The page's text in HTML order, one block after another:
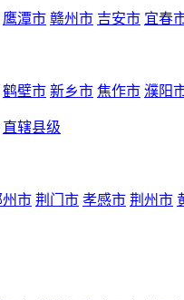
鹰潭市 赣州市 吉安市 宜春
鹤壁市 新乡市 焦作市 濮阳
直辖县级
州市 荆门市 孝感市 荆州市